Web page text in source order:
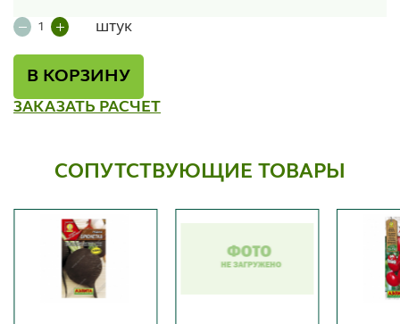
штук
В КОРЗИНУ
ЗАКАЗАТЬ РАСЧЕТ
СОПУТСТВУЮЩИЕ ТОВАРЫ